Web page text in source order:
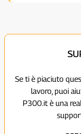
Se ti è piaciuto
lavoro, puoi
P300.it è una